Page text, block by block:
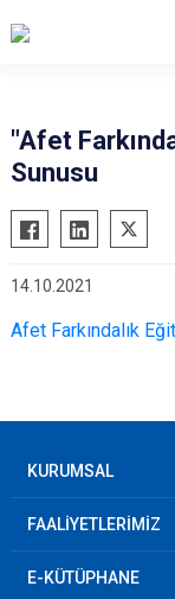
"Afet
Sunusu
14.10.2021
Afet Farkındalık
KURUMSAL
FAALİYETLERİMİZ
E-KÜTÜPHANE